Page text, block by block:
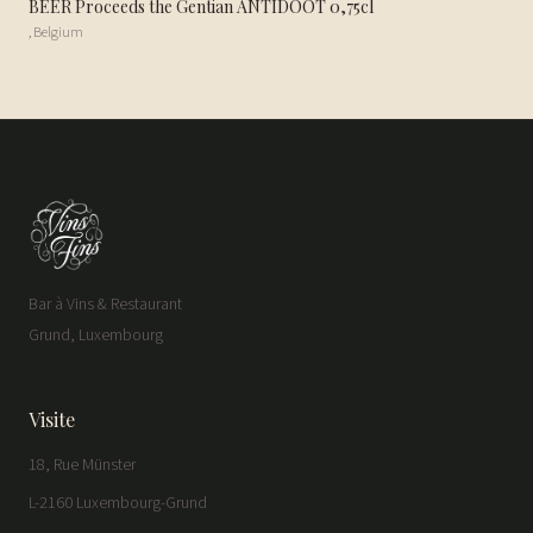
BEER Proceeds the Gentian ANTIDOOT 0,75cl
,Belgium
Bar à Vins & Restaurant
Grund, Luxembourg
Visite
18, Rue Münster
L-2160 Luxembourg-Grund